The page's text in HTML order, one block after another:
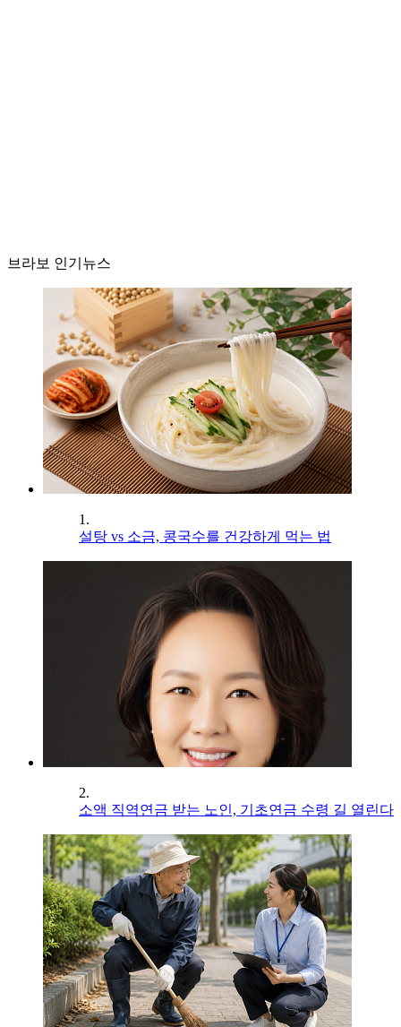
브라보 인기뉴스
1.
설탕 vs 소금, 콩국수를 건강하게 먹는 법
2.
소액 직역연금 받는 노인, 기초연금 수령 길 열린다